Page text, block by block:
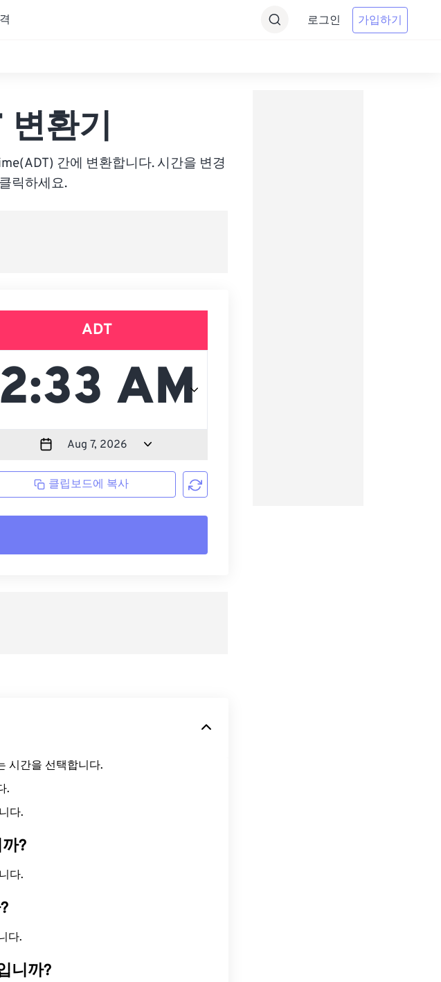
로그인 가입하기
환기
간에 변환합니다. 시간을 변경
릭하세요.
ADT
클립보드에 복사
시간을 선택합니다.
.
다.
?
다.
다.
니까?